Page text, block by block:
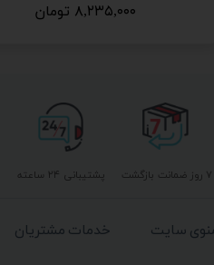
۸,۲۳۵,۰۰۰ تومان
پشتیبانی ۲۴ ساعته ۷ روز ضمانت بازگشت
خدمات مشتریان سایت